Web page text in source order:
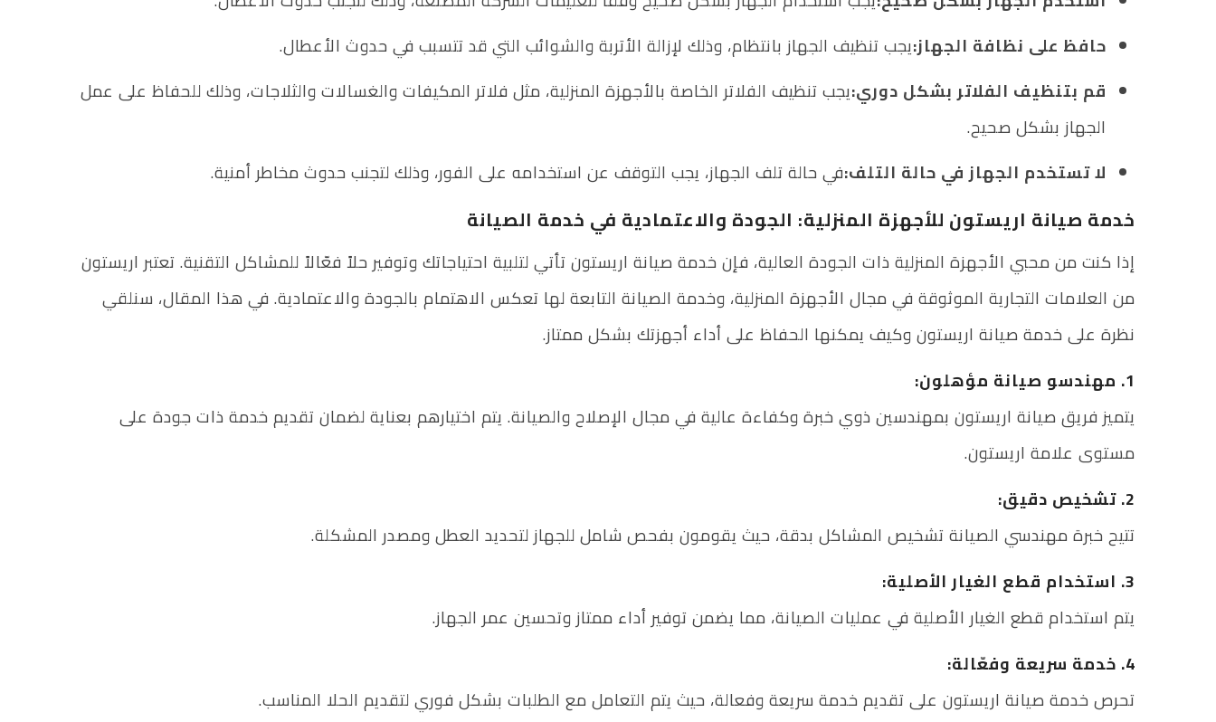
حافظ على نظافة الجهاز:يجب تنظيف الجهاز بانتظام، وذلك لإزالة الأتربة والشوائب التي قد تتسبب في حدوث الأعطال.
قم بتنظيف الفلاتر بشكل دوري:يجب تنظيف الفلاتر الخاصة بالأجهزة المنزلية، مثل فلاتر المكيفات والغسالات والثلاجات، وذلك للحفاظ على عمل
الجهاز بشكل صحيح.
لا تستخدم الجهاز في حالة التلف:في حالة تلف الجهاز، يجب التوقف عن استخدامه على الفور، وذلك لتجنب حدوث مخاطر أمنية.
خدمة صيانة اريستون للأجهزة المنزلية: الجودة والاعتمادية في خدمة الصيانة
إذا كنت من محبي الأجهزة المنزلية ذات الجودة العالية، فإن خدمة صيانة اريستون تأتي لتلبية احتياجاتك وتوفير حلاً فعّالاً للمشاكل التقنية. تعتبر اريستون
من العلامات التجارية الموثوقة في مجال الأجهزة المنزلية، وخدمة الصيانة التابعة لها تعكس الاهتمام بالجودة والاعتمادية. في هذا المقال، سنلقي
نظرة على خدمة صيانة اريستون وكيف يمكنها الحفاظ على أداء أجهزتك بشكل ممتاز.
1. مهندسو صيانة مؤهلون:
يتميز فريق صيانة اريستون بمهندسين ذوي خبرة وكفاءة عالية في مجال الإصلاح والصيانة. يتم اختيارهم بعناية لضمان تقديم خدمة ذات جودة على
مستوى علامة اريستون.
2. تشخيص دقيق:
تتيح خبرة مهندسي الصيانة تشخيص المشاكل بدقة، حيث يقومون بفحص شامل للجهاز لتحديد العطل ومصدر المشكلة.
3. استخدام قطع الغيار الأصلية:
يتم استخدام قطع الغيار الأصلية في عمليات الصيانة، مما يضمن توفير أداء ممتاز وتحسين عمر الجهاز.
4. خدمة سريعة وفعّالة:
تحرص خدمة صيانة اريستون على تقديم خدمة سريعة وفعالة، حيث يتم التعامل مع الطلبات بشكل فوري لتقديم الحلا المناسب.